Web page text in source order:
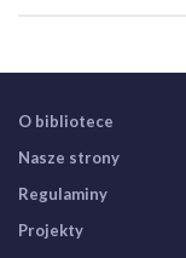
O bibliotece
Nasze strony
Regulaminy
Projekty